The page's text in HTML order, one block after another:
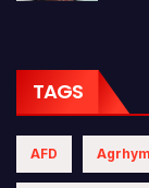
TAGS
AFD